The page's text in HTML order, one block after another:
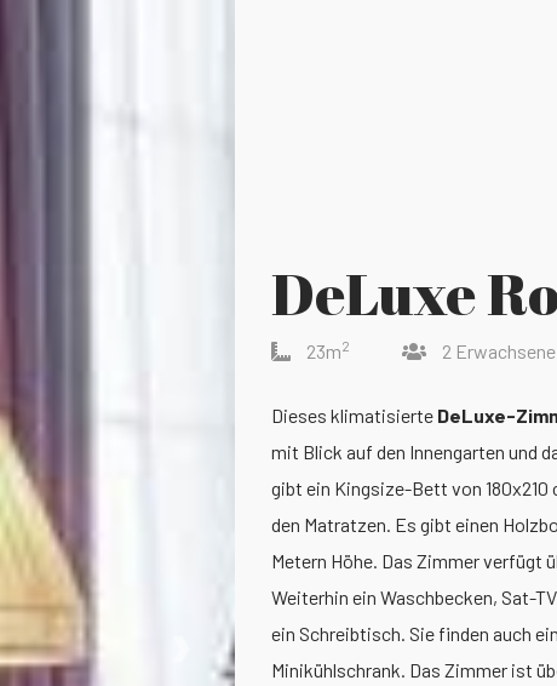
DeLuxe
23m2 2 Erwachsene
Dieses klimatisierte DeLuxe-
mit Blick auf den Innengarten und
gibt ein Kingsize-Bett von
den Matratzen. Es gibt einen
Metern Höhe. Das Zimmer verfügt
Weiterhin ein Waschbecken, Sat-
ein Schreibtisch. Sie finden auch
Minikühlschrank. Das Zimmer ist